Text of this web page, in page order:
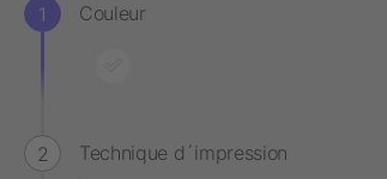
Couleur
Technique d´impression